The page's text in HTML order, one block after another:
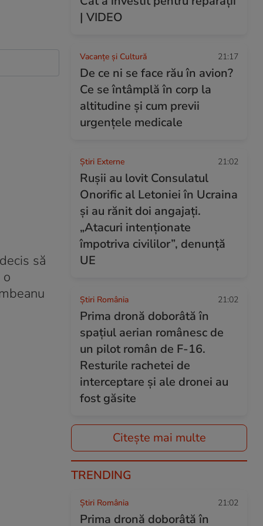
să
| VIDEO
Vacanțe și Cultură 21:17
De ce ni se face rău în avion?
Ce se întâmplă în corp la
altitudine și cum previi
urgențele medicale
Știri Externe 21:02
Rușii au lovit Consulatul
Onorific al Letoniei în Ucraina
și au rănit doi angajați.
„Atacuri intenționate
împotriva civililor”, denunță
UE
Știri România 21:02
Prima dronă doborâtă în
spațiul aerian românesc de
un pilot român de F-16.
Resturile rachetei de
interceptare și ale dronei au
fost găsite
Citește mai multe
TRENDING
Știri România 21:02
Prima dronă doborâtă în